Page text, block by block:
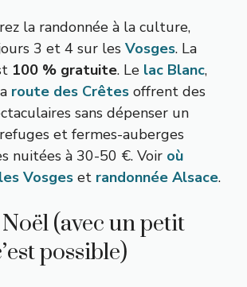
la randonnée à la culture,
3 et 4 sur les Vosges. La
100 % gratuite. Le lac Blanc,
route des Crêtes offrent des
sans dépenser un
et fermes-auberges
nuitées à 30-50 €. Voir où
Vosges et randonnée Alsace.
(avec un petit
possible)